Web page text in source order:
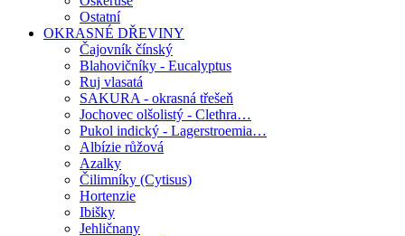
Ostatní
OKRASNÉ DŘEVINY
Čajovník čínský
Blahovičníky - Eucalyptus
Ruj vlasatá
SAKURA - okrasná třešeň
Jochovec olšolistý - Clethra…
Pukol indický - Lagerstroemia…
Albízie růžová
Azalky
Čilimníky (Cytisus)
Hortenzie
Ibišky
Jehličnany